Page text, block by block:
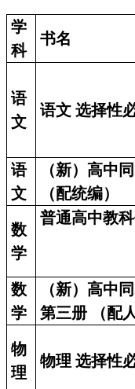
学
科
书名
语
文
语文 选择性
语
文
（新）高中
（配统编）
数
学
普通高中教
数
学
（新）高中
第三册 （配人
物
理
物理 选择性